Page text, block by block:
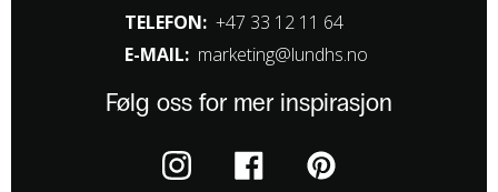
TELEFON: +47 33 12 11 64
E-MAIL: marketing@lundhs.no
Følg oss for mer inspirasjon